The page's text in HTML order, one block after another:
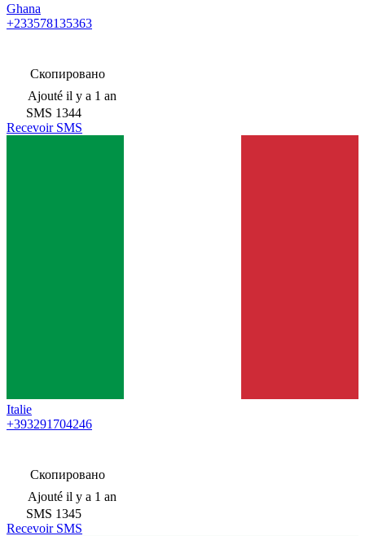
Ghana
+233578135363
Скопировано
Ajouté il y a 1 an
SMS 1344
Recevoir SMS
Italie
+393291704246
Скопировано
Ajouté il y a 1 an
SMS 1345
Recevoir SMS